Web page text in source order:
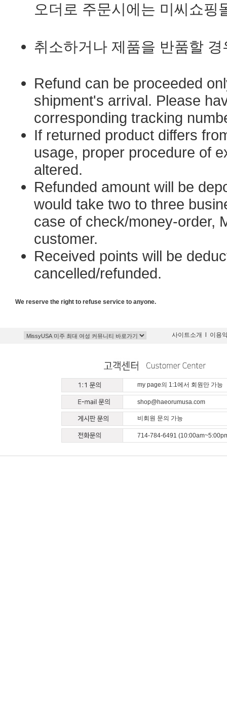
오더로 주문시에는 미씨쇼핑
취소하거나 제품을 반품할
Refund can be proceeded
shipment's arrival. Please
corresponding tracking
If returned product differs
usage, proper procedure of
altered.
Refunded amount will be
would take two to three
case of check/money-order,
customer.
Received points will be
cancelled/refunded.
We reserve the right to refuse service to anyone.
사이트소개 이용
my page의 1:1에서 회원만 가능
shop@haeorumusa.com
비회원 문의 가능
714-784-6491